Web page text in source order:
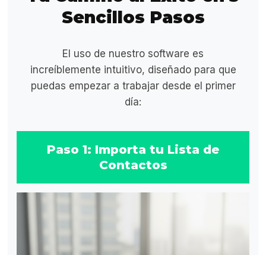
Sencillos Pasos
El uso de nuestro software es
increíblemente intuitivo, diseñado para que
puedas empezar a trabajar desde el primer
día:
Paso 1: Importa tu Lista de
Contactos